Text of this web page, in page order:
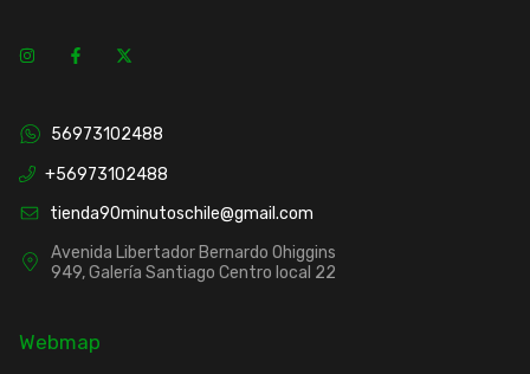
56973102488
+56973102488
tienda90minutoschile@gmail.com
Avenida Libertador Bernardo Ohiggins
949, Galería Santiago Centro local 22
Webmap